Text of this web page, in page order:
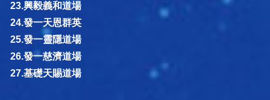
23.興毅義和道場
24.發一天恩群英
25.發一靈隱道場
26.發一慈濟道場
27.基礎天賜道場